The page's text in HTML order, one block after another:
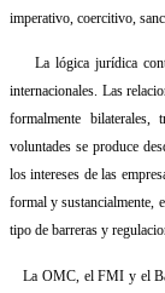
imperativo, coercitivo,
La lógica jurídica
internacionales. Las
formalmente
voluntades se produce
los intereses de las
formal y sustancialmente,
tipo de barreras y
La OMC, el FMI y el